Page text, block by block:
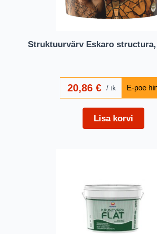
Struktuurvärv Eskaro structura,
20,86 € tk
Lisa korvi